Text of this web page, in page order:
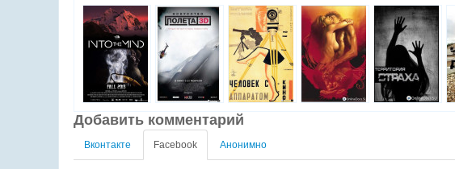
Добавить комментарий
Вконтакте Facebook Анонимно